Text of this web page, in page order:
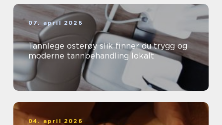
07. april 2026
Tannlege osterøy slik finner du trygg og
moderne tannbehandling lokalt
04. april 2026